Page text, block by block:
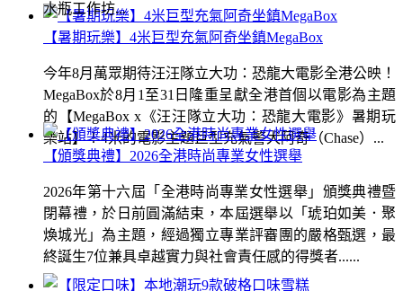
【暑期玩樂】4米巨型充氣阿奇坐鎮MegaBox
今年8月萬眾期待汪汪隊立大功：恐龍大電影全港公映！
MegaBox於8月1至31日隆重呈獻全港首個以電影為主題
的【MegaBox x《汪汪隊立大功：恐龍大電影》暑期玩
樂站】！4米的電影主題巨型充氣警犬阿奇（Chase）...
水瓶工作坊...
【頒獎典禮】2026全港時尚專業女性選舉
2026年第十六屆「全港時尚專業女性選舉」頒獎典禮暨
閉幕禮，於日前圓滿結束，本屆選舉以「琥珀如美．聚
煥城光」為主題，經過獨立專業評審團的嚴格甄選，最
終誕生7位兼具卓越實力與社會責任感的得獎者......